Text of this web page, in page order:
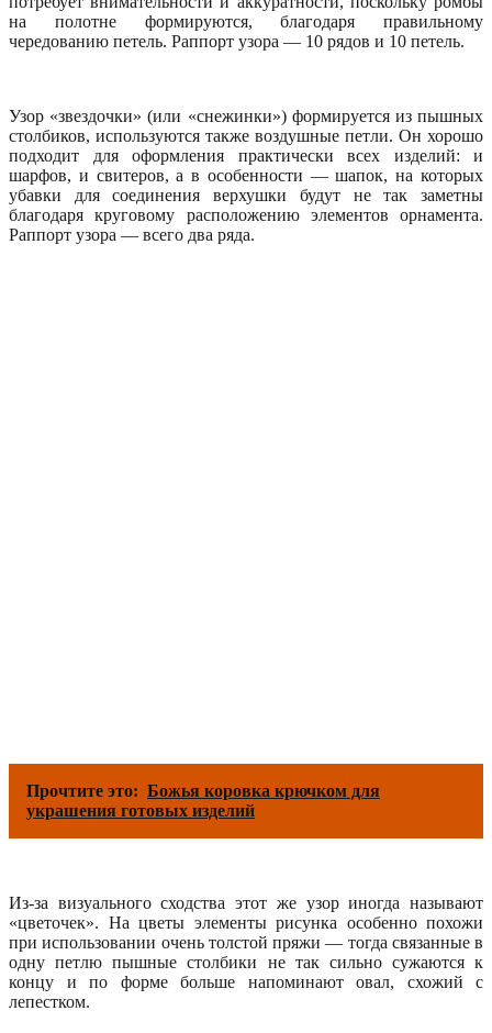
на полотне формируются, благодаря правильному
чередованию петель. Раппорт узора — 10 рядов и 10 петель.
Узор «звездочки» (или «снежинки») формируется из пышных
столбиков, используются также воздушные петли. Он хорошо
подходит для оформления практически всех изделий: и
шарфов, и свитеров, а в особенности — шапок, на которых
убавки для соединения верхушки будут не так заметны
благодаря круговому расположению элементов орнамента.
Раппорт узора — всего два ряда.
Прочтите это: Божья коровка крючком для
украшения готовых изделий
Из-за визуального сходства этот же узор иногда называют
«цветочек». На цветы элементы рисунка особенно похожи
при использовании очень толстой пряжи — тогда связанные в
одну петлю пышные столбики не так сильно сужаются к
концу и по форме больше напоминают овал, схожий с
лепестком.